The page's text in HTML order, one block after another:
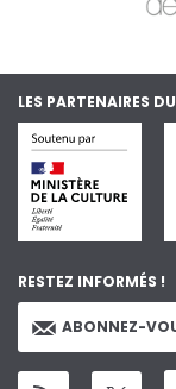
LES PARTENAIRES
RESTEZ INFORMÉS !
ABONNEZ-